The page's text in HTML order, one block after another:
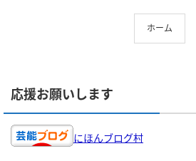
ホーム
応援お願いします
にほんブログ村